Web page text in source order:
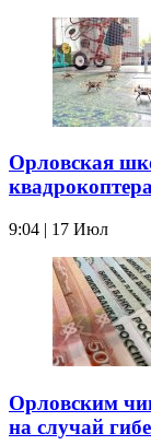
Орловская
9:04 | 17 Июл
Орловским
на случай